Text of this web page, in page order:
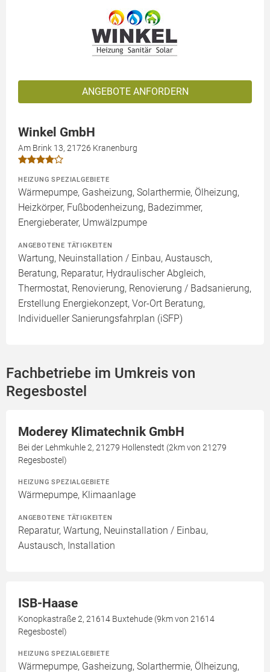
ANGEBOTE ANFORDERN
Winkel GmbH
Am Brink 13, 21726 Kranenburg
HEIZUNG SPEZIALGEBIETE
Wärmepumpe, Gasheizung, Solarthermie, Ölheizung,
Heizkörper, Fußbodenheizung, Badezimmer,
Energieberater, Umwälzpumpe
ANGEBOTENE TÄTIGKEITEN
Wartung, Neuinstallation / Einbau, Austausch,
Beratung, Reparatur, Hydraulischer Abgleich,
Thermostat, Renovierung, Renovierung / Badsanierung,
Erstellung Energiekonzept, Vor-Ort Beratung,
Individueller Sanierungsfahrplan (iSFP)
Fachbetriebe im Umkreis von
Regesbostel
Moderey Klimatechnik GmbH
Bei der Lehmkuhle 2, 21279 Hollenstedt (2km von 21279
Regesbostel)
HEIZUNG SPEZIALGEBIETE
Wärmepumpe, Klimaanlage
ANGEBOTENE TÄTIGKEITEN
Reparatur, Wartung, Neuinstallation / Einbau,
Austausch, Installation
ISB-Haase
Konopkastraße 2, 21614 Buxtehude (9km von 21614
Regesbostel)
HEIZUNG SPEZIALGEBIETE
Wärmepumpe, Gasheizung, Solarthermie, Ölheizung,